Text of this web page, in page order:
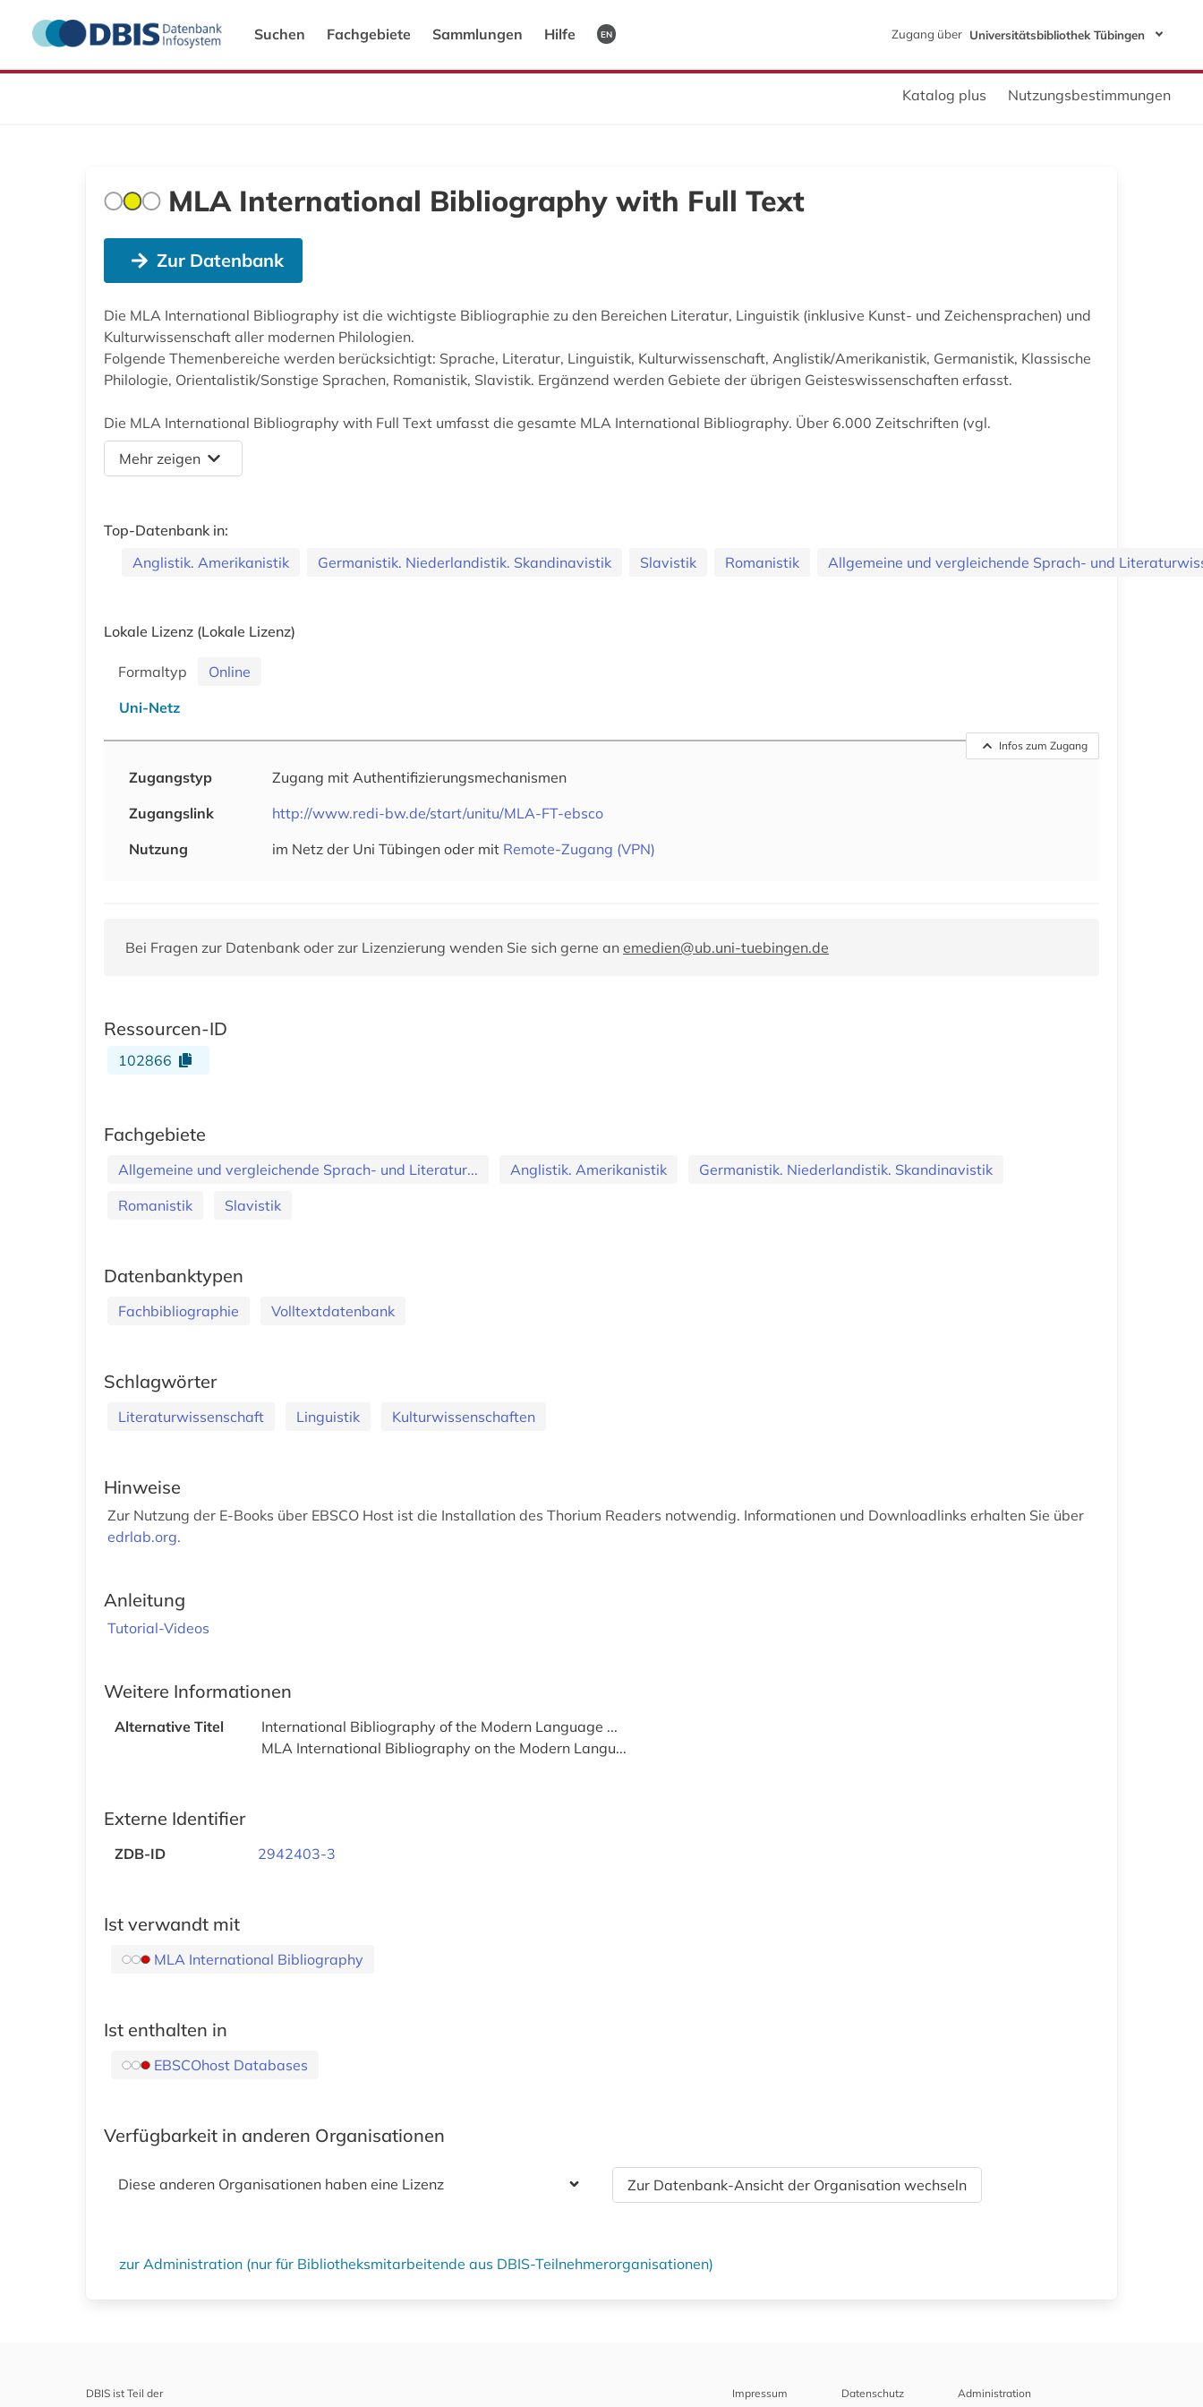
Suchen Fachgebiete Sammlungen Hilfe EN Zugang über Universitätsbibliothek Tübingen
Katalog plus Nutzungsbestimmungen
MLA International Bibliography with Full Text
Zur Datenbank
Die MLA International Bibliography ist die wichtigste Bibliographie zu den Bereichen Literatur, Linguistik (inklusive Kunst- und Zeichensprachen) und
Kulturwissenschaft aller modernen Philologien.
Folgende Themenbereiche werden berücksichtigt: Sprache, Literatur, Linguistik, Kulturwissenschaft, Anglistik/Amerikanistik, Germanistik, Klassische
Philologie, Orientalistik/Sonstige Sprachen, Romanistik, Slavistik. Ergänzend werden Gebiete der übrigen Geisteswissenschaften erfasst.
Die MLA International Bibliography with Full Text umfasst die gesamte MLA International Bibliography. Über 6.000 Zeitschriften (vgl.
Mehr zeigen
Top-Datenbank in:
Anglistik. Amerikanistik
Germanistik. Niederlandistik. Skandinavistik Slavistik Romanistik Allgemeine und vergleichende Sprach- und
Lokale Lizenz (Lokale Lizenz)
Formaltyp
Online
Uni-Netz
Infos zum Zugang
Zugangstyp
Zugang mit Authentifizierungsmechanismen
Zugangslink
http://www.redi-bw.de/start/unitu/MLA-FT-ebsco
Nutzung
im Netz der Uni Tübingen oder mit Remote-Zugang (VPN)
Bei Fragen zur Datenbank oder zur Lizenzierung wenden Sie sich gerne an emedien@ub.uni-tuebingen.de
Ressourcen-ID
102866
Fachgebiete
Allgemeine und vergleichende Sprach- und Literatur... Anglistik. Amerikanistik
Germanistik. Niederlandistik. Skandinavistik
Romanistik
Slavistik
Datenbanktypen
Fachbibliographie Volltextdatenbank
Schlagwörter
Literaturwissenschaft Linguistik Kulturwissenschaften
Hinweise
Zur Nutzung der E-Books über EBSCO Host ist die Installation des Thorium Readers notwendig. Informationen und Downloadlinks erhalten Sie über
edrlab.org.
Anleitung
Tutorial-Videos
Weitere Informationen
Alternative Titel
International Bibliography of the Modern Language ...
MLA International Bibliography on the Modern Langu...
Externe Identifier
ZDB-ID 2942403-3
Ist verwandt mit
MLA International Bibliography
Ist enthalten in
EBSCOhost Databases
Verfügbarkeit in anderen Organisationen
Diese anderen Organisationen haben eine Lizenz Zur Datenbank-Ansicht der Organisation wechseln
zur Administration (nur für Bibliotheksmitarbeitende aus DBIS-Teilnehmerorganisationen)
DBIS ist Teil der Impressum Datenschutz Administration